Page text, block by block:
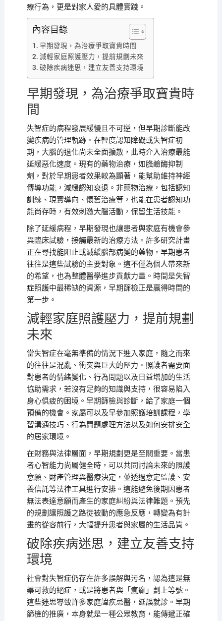
療行為，更是對家人愛的具體實踐。
內容目錄
早期發現，為治療爭取寶貴時間
減輕家庭照護壓力，提前規劃未來
破除疾病迷思，建立友善支持環境
早期發現，為治療爭取寶貴時
間
失智症的病程發展緩慢且不可逆，但早期診斷能改
變疾病的管理軌跡。在輕度認知障礙或失智症初
期，大腦的退化尚未全面擴散，此時介入治療最能
延緩惡化速度。現有的藥物治療，如膽鹼酶抑制
劑，對於早期患者效果較為顯著，能幫助維持神經
傳導功能，減緩認知衰退。非藥物治療，包括認知
訓練、現實導向、懷舊治療等，也能在患者認知功
能尚存時，有效刺激大腦活動，保留生活技能。
除了延緩病程，早期發現也讓患者與家庭有機會參
與臨床試驗，接觸最新的治療方法。許多研究計畫
正在尋找能阻止或減緩腦部病變的藥物，早期患者
往往是這些試驗的主要對象。這不僅為個人帶來新
的希望，也為整體醫學進步貢獻力量。時間是失智
症照護中最稀缺的資源，早期篩檢正是贏得時間的
第一步。
減輕家庭照護壓力，提前規劃
未來
當失智症在毫無準備的情況下進入家庭，隨之而來
的往往是混亂、衝突與巨大的壓力。照護者需要面
對患者的情緒變化、行為問題以及日益增加的生活
協助需求，若沒有足夠的知識與支持，很容易陷入
身心俱疲的困境。早期篩檢與診斷，給了家庭一個
預備的機會。家屬可以及早參加照護培訓課程，學
習溝通技巧、行為問題處理方法以及如何安排安全
的居家環境。
在財務與法律層面，早期規劃更是至關重要。當患
者心智能力尚屬健全時，可以共同討論未來的照護
意願、財產管理與醫療決定，並透過意定監護、安
養信託等法律工具進行安排。這能避免後期因患者
無法表達意願而產生的家庭糾紛與法律難題。預先
的規劃讓照護之路從被動的應急反應，轉變為有計
畫的從容前行，大幅提升患者與家屬的生活品質。
破除疾病迷思，建立友善支持
環境
社會對失智症仍存在許多誤解與污名，認為這是無
藥可救的絕症，或是將患者與「瘋癲」劃上等號。
這些迷思導致許多家庭諱疾忌醫，延誤就診。早期
篩檢的推廣，本身就是一種公眾教育，能傳遞正確